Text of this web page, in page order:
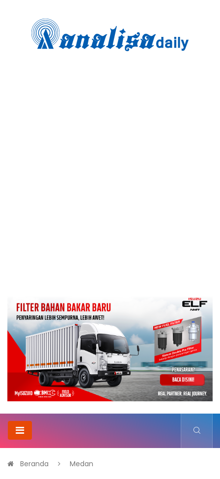
Beranda Medan